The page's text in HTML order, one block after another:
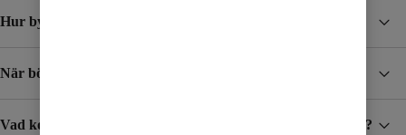
Hur byter jag mobilabonnemang?
När börjar jag betala för surf och samtal i utlandet?
Vad kostar det att ta emot SMS/MMS när jag är utomlands?